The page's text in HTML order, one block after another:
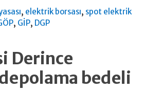
, elektrik borsası, spot elektrik
, GİP, DGP
Derince
bedeli